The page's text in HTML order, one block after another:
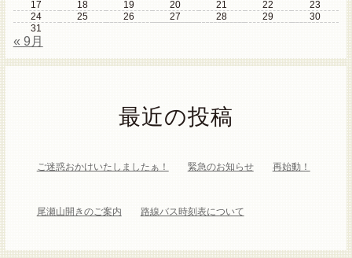
17 18 19 20 21 22
23
24
25 26 27 28 29
30
31
« 9月
最近の投稿
ご迷惑おかけいたしましたぁ！ 緊急のお知らせ 再始動！
尾瀬山開きのご案内 路線バス時刻表について